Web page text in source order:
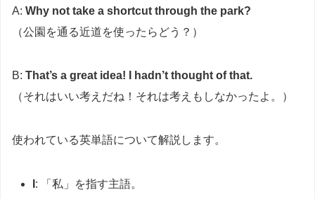
A: Why not take a shortcut through the park?
（公園を通る近道を使ったらどう？）
B: That’s a great idea! I hadn’t thought of that.
（それはいい考えだね！それは考えもしなかったよ。）
使われている英単語について解説します。
: 「私」を指す主語。